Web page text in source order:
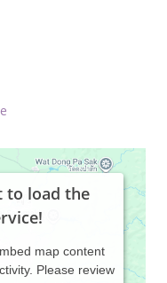
to load the
map content
Please review